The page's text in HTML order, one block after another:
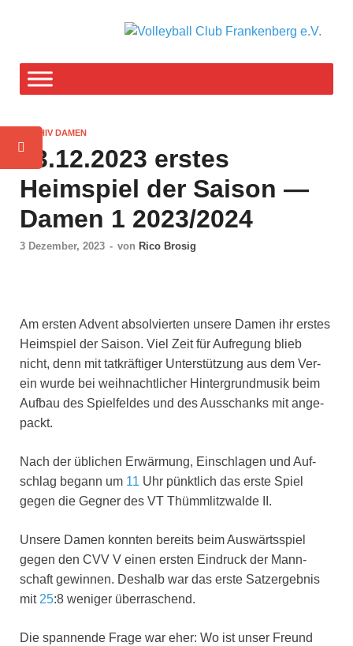
ARCHIV DAMEN
03.12.2023 erstes
Heimspiel der Saison —
Damen 1 2023/2024
3 Dezember, 2023 - von Rico Brosig
Am ers­ten Advent absol­vier­ten unse­re Damen ihr ers­tes
Heim­spiel der Sai­son. Viel Zeit für Auf­re­gung blieb
nicht, denn mit tat­kräf­ti­ger Unter­stüt­zung aus dem Ver­
ein wur­de bei weih­nacht­li­cher Hin­ter­grund­mu­sik beim
Auf­bau des Spiel­fel­des und des Aus­schanks mit ange­
packt.
Nach der übli­chen Erwär­mung, Ein­schla­gen und Auf­
schlag begann um 11 Uhr pünkt­lich das ers­te Spiel
gegen die Geg­ner des VT Thümm­litz­wal­de II.
Unse­re Damen konn­ten bereits beim Aus­wärts­spiel
gegen den CVV V einen ers­ten Ein­druck der Mann­
schaft gewin­nen. Des­halb war das ers­te Satz­er­geb­nis
mit 25:8 weni­ger über­ra­schend.
Die span­nen­de Fra­ge war eher: Wo ist unser Freund